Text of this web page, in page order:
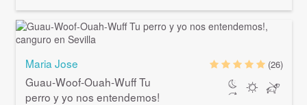
Maria Jose
Guau-Woof-Ouah-Wuff Tu
perro y yo nos entendemos!
(26)